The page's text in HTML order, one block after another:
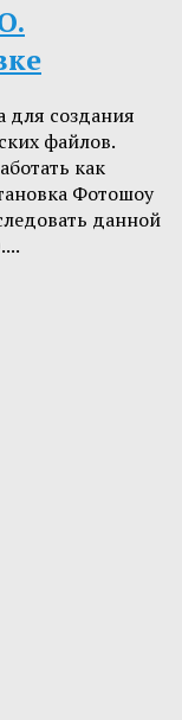
для создания
файлов.
как
Фотошоу
данной